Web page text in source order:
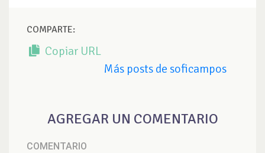
COMPARTE:
Copiar URL
Más posts de soficampos
AGREGAR UN COMENTARIO
COMENTARIO